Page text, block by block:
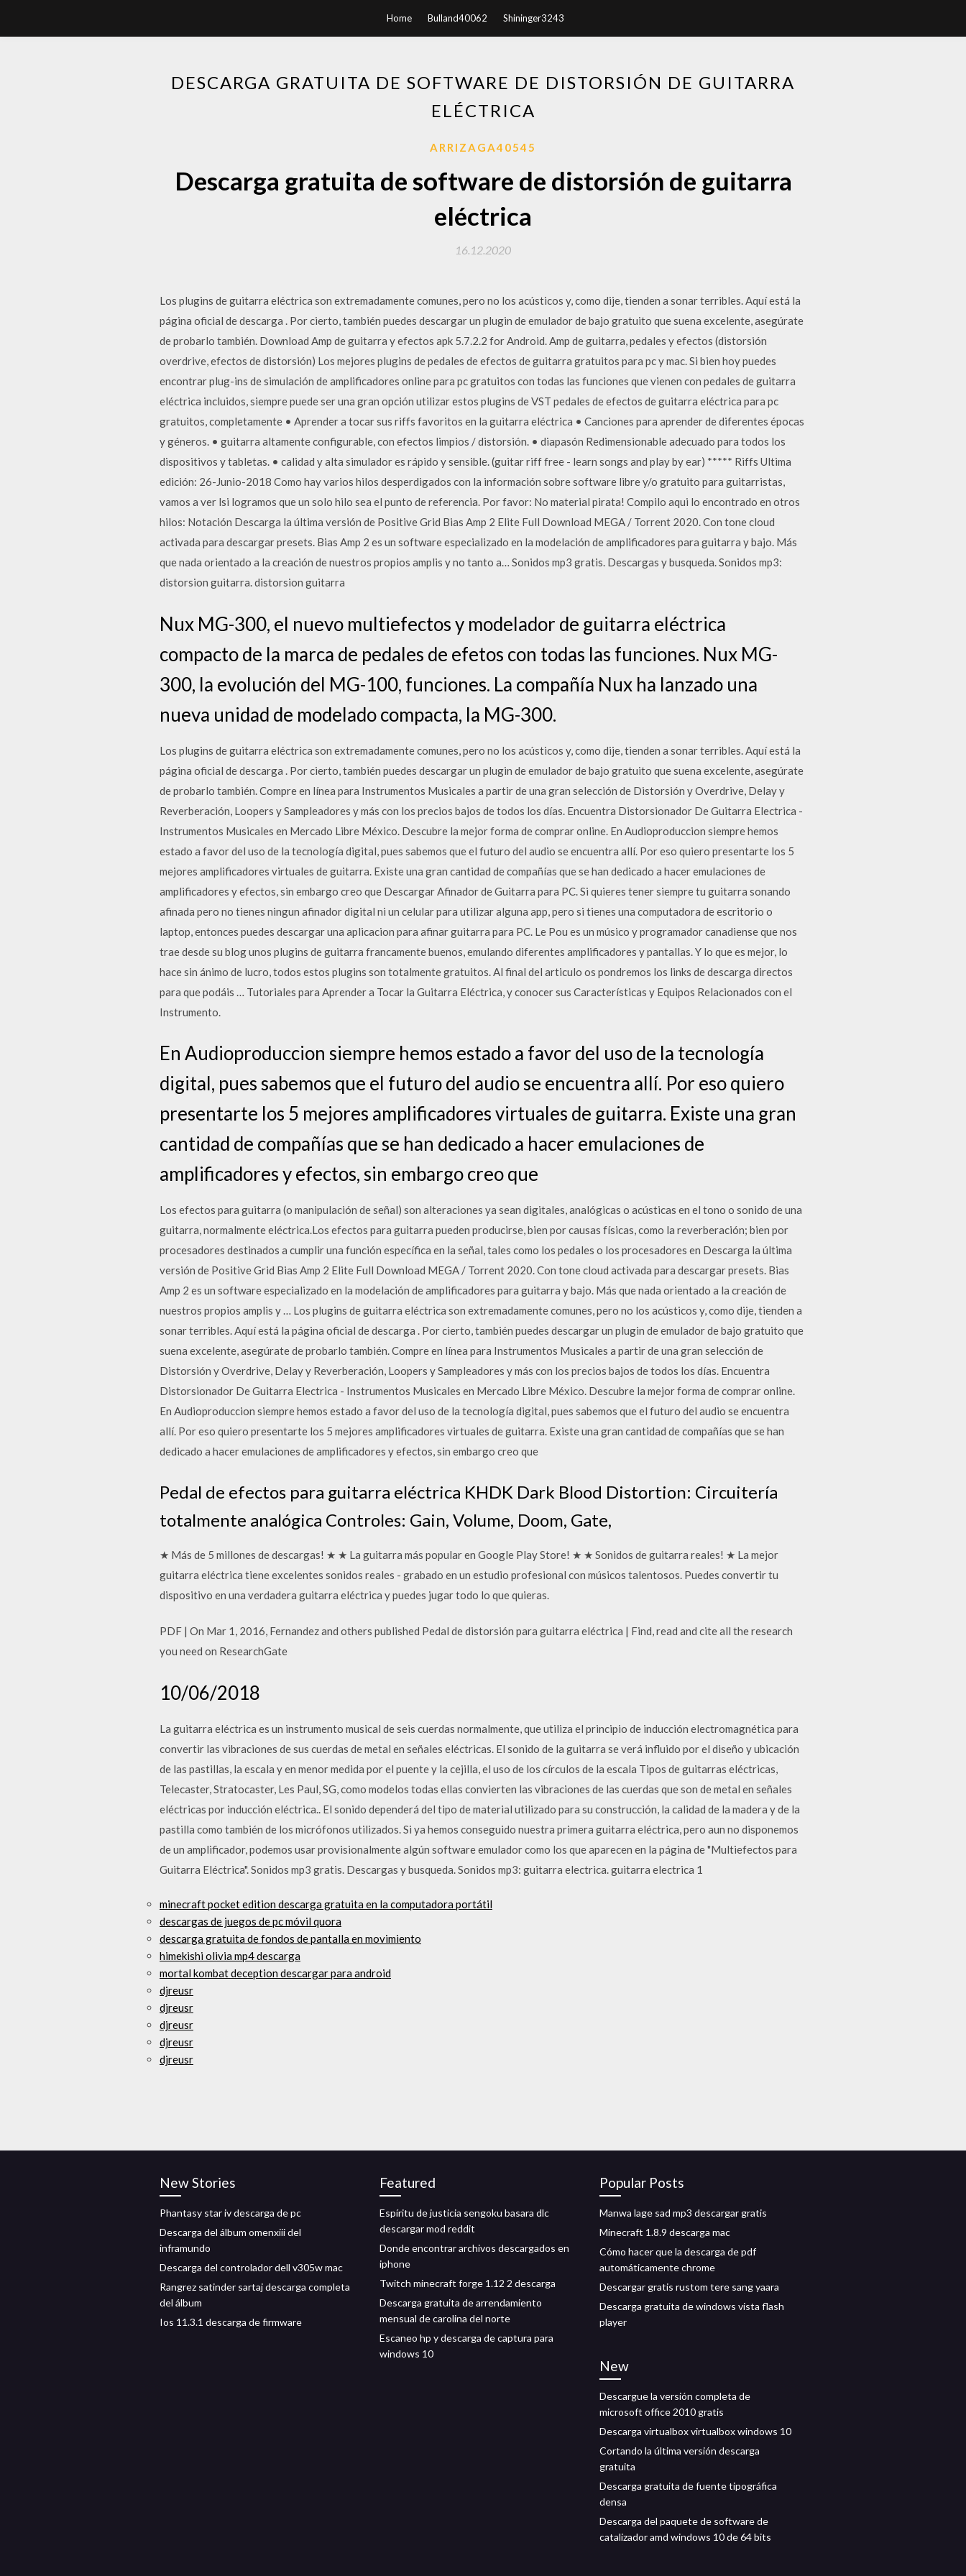
Home Bulland40062 Shininger3243
DESCARGA GRATUITA DE SOFTWARE DE DISTORSIÓN DE GUITARRA
ELÉCTRICA
ARRIZAGA40545
Descarga gratuita de software de distorsión de guitarra
eléctrica
16.12.2020
Los plugins de guitarra eléctrica son extremadamente comunes, pero no los acústicos y, como dije, tienden a sonar terribles. Aquí está la
página oficial de descarga . Por cierto, también puedes descargar un plugin de emulador de bajo gratuito que suena excelente, asegúrate
de probarlo también. Download Amp de guitarra y efectos apk 5.7.2.2 for Android. Amp de guitarra, pedales y efectos (distorsión
overdrive, efectos de distorsión) Los mejores plugins de pedales de efectos de guitarra gratuitos para pc y mac. Si bien hoy puedes
encontrar plug-ins de simulación de amplificadores online para pc gratuitos con todas las funciones que vienen con pedales de guitarra
eléctrica incluidos, siempre puede ser una gran opción utilizar estos plugins de VST pedales de efectos de guitarra eléctrica para pc
gratuitos, completamente • Aprender a tocar sus riffs favoritos en la guitarra eléctrica • Canciones para aprender de diferentes épocas
y géneros. • guitarra altamente configurable, con efectos limpios / distorsión. • diapasón Redimensionable adecuado para todos los
dispositivos y tabletas. • calidad y alta simulador es rápido y sensible. (guitar riff free - learn songs and play by ear) ***** Riffs Ultima
edición: 26-Junio-2018 Como hay varios hilos desperdigados con la información sobre software libre y/o gratuito para guitarristas,
vamos a ver lsi logramos que un solo hilo sea el punto de referencia. Por favor: No material pirata! Compilo aqui lo encontrado en otros
hilos: Notación Descarga la última versión de Positive Grid Bias Amp 2 Elite Full Download MEGA / Torrent 2020. Con tone cloud
activada para descargar presets. Bias Amp 2 es un software especializado en la modelación de amplificadores para guitarra y bajo. Más
que nada orientado a la creación de nuestros propios amplis y no tanto a… Sonidos mp3 gratis. Descargas y busqueda. Sonidos mp3:
distorsion guitarra. distorsion guitarra
Nux MG-300, el nuevo multiefectos y modelador de guitarra eléctrica
compacto de la marca de pedales de efetos con todas las funciones. Nux MG-
300, la evolución del MG-100, funciones. La compañía Nux ha lanzado una
nueva unidad de modelado compacta, la MG-300.
Los plugins de guitarra eléctrica son extremadamente comunes, pero no los acústicos y, como dije, tienden a sonar terribles. Aquí está la
página oficial de descarga . Por cierto, también puedes descargar un plugin de emulador de bajo gratuito que suena excelente, asegúrate
de probarlo también. Compre en línea para Instrumentos Musicales a partir de una gran selección de Distorsión y Overdrive, Delay y
Reverberación, Loopers y Sampleadores y más con los precios bajos de todos los días. Encuentra Distorsionador De Guitarra Electrica -
Instrumentos Musicales en Mercado Libre México. Descubre la mejor forma de comprar online. En Audioproduccion siempre hemos
estado a favor del uso de la tecnología digital, pues sabemos que el futuro del audio se encuentra allí. Por eso quiero presentarte los 5
mejores amplificadores virtuales de guitarra. Existe una gran cantidad de compañías que se han dedicado a hacer emulaciones de
amplificadores y efectos, sin embargo creo que Descargar Afinador de Guitarra para PC. Si quieres tener siempre tu guitarra sonando
afinada pero no tienes ningun afinador digital ni un celular para utilizar alguna app, pero si tienes una computadora de escritorio o
laptop, entonces puedes descargar una aplicacion para afinar guitarra para PC. Le Pou es un músico y programador canadiense que nos
trae desde su blog unos plugins de guitarra francamente buenos, emulando diferentes amplificadores y pantallas. Y lo que es mejor, lo
hace sin ánimo de lucro, todos estos plugins son totalmente gratuitos. Al final del articulo os pondremos los links de descarga directos
para que podáis … Tutoriales para Aprender a Tocar la Guitarra Eléctrica, y conocer sus Características y Equipos Relacionados con el
Instrumento.
En Audioproduccion siempre hemos estado a favor del uso de la tecnología
digital, pues sabemos que el futuro del audio se encuentra allí. Por eso quiero
presentarte los 5 mejores amplificadores virtuales de guitarra. Existe una gran
cantidad de compañías que se han dedicado a hacer emulaciones de
amplificadores y efectos, sin embargo creo que
Los efectos para guitarra (o manipulación de señal) son alteraciones ya sean digitales, analógicas o acústicas en el tono o sonido de una
guitarra, normalmente eléctrica.Los efectos para guitarra pueden producirse, bien por causas físicas, como la reverberación; bien por
procesadores destinados a cumplir una función específica en la señal, tales como los pedales o los procesadores en Descarga la última
versión de Positive Grid Bias Amp 2 Elite Full Download MEGA / Torrent 2020. Con tone cloud activada para descargar presets. Bias
Amp 2 es un software especializado en la modelación de amplificadores para guitarra y bajo. Más que nada orientado a la creación de
nuestros propios amplis y … Los plugins de guitarra eléctrica son extremadamente comunes, pero no los acústicos y, como dije, tienden a
sonar terribles. Aquí está la página oficial de descarga . Por cierto, también puedes descargar un plugin de emulador de bajo gratuito que
suena excelente, asegúrate de probarlo también. Compre en línea para Instrumentos Musicales a partir de una gran selección de
Distorsión y Overdrive, Delay y Reverberación, Loopers y Sampleadores y más con los precios bajos de todos los días. Encuentra
Distorsionador De Guitarra Electrica - Instrumentos Musicales en Mercado Libre México. Descubre la mejor forma de comprar online.
En Audioproduccion siempre hemos estado a favor del uso de la tecnología digital, pues sabemos que el futuro del audio se encuentra
allí. Por eso quiero presentarte los 5 mejores amplificadores virtuales de guitarra. Existe una gran cantidad de compañías que se han
dedicado a hacer emulaciones de amplificadores y efectos, sin embargo creo que
Pedal de efectos para guitarra eléctrica KHDK Dark Blood Distortion: Circuitería
totalmente analógica Controles: Gain, Volume, Doom, Gate,
★ Más de 5 millones de descargas! ★ ★ La guitarra más popular en Google Play Store! ★ ★ Sonidos de guitarra reales! ★ La mejor
guitarra eléctrica tiene excelentes sonidos reales - grabado en un estudio profesional con músicos talentosos. Puedes convertir tu
dispositivo en una verdadera guitarra eléctrica y puedes jugar todo lo que quieras.
PDF | On Mar 1, 2016, Fernandez and others published Pedal de distorsión para guitarra eléctrica | Find, read and cite all the research
you need on ResearchGate
10/06/2018
La guitarra eléctrica es un instrumento musical de seis cuerdas normalmente, que utiliza el principio de inducción electromagnética para
convertir las vibraciones de sus cuerdas de metal en señales eléctricas. El sonido de la guitarra se verá influido por el diseño y ubicación
de las pastillas, la escala y en menor medida por el puente y la cejilla, el uso de los círculos de la escala Tipos de guitarras eléctricas,
Telecaster, Stratocaster, Les Paul, SG, como modelos todas ellas convierten las vibraciones de las cuerdas que son de metal en señales
eléctricas por inducción eléctrica.. El sonido dependerá del tipo de material utilizado para su construcción, la calidad de la madera y de la
pastilla como también de los micrófonos utilizados. Si ya hemos conseguido nuestra primera guitarra eléctrica, pero aun no disponemos
de un amplificador, podemos usar provisionalmente algún software emulador como los que aparecen en la página de "Multiefectos para
Guitarra Eléctrica". Sonidos mp3 gratis. Descargas y busqueda. Sonidos mp3: guitarra electrica. guitarra electrica 1
minecraft pocket edition descarga gratuita en la computadora portátil
descargas de juegos de pc móvil quora
descarga gratuita de fondos de pantalla en movimiento
himekishi olivia mp4 descarga
mortal kombat deception descargar para android
djreusr
djreusr
djreusr
djreusr
djreusr
New Stories
Phantasy star iv descarga de pc
Descarga del álbum omenxiii del
inframundo
Descarga del controlador dell v305w mac
Rangrez satinder sartaj descarga completa
del álbum
Ios 11.3.1 descarga de firmware
Featured
Espíritu de justicia sengoku basara dlc
descargar mod reddit
Donde encontrar archivos descargados en
iphone
Twitch minecraft forge 1.12 2 descarga
Descarga gratuita de arrendamiento
mensual de carolina del norte
Escaneo hp y descarga de captura para
windows 10
Popular Posts
Manwa lage sad mp3 descargar gratis
Minecraft 1.8.9 descarga mac
Cómo hacer que la descarga de pdf
automáticamente chrome
Descargar gratis rustom tere sang yaara
Descarga gratuita de windows vista flash
player
New
Descargue la versión completa de
microsoft office 2010 gratis
Descarga virtualbox virtualbox windows 10
Cortando la última versión descarga
gratuita
Descarga gratuita de fuente tipográfica
densa
Descarga del paquete de software de
catalizador amd windows 10 de 64 bits